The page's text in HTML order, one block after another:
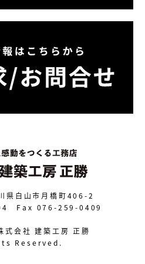
県白山市月橋町406-2
Fax 076-259-0409
会社 建築工房 正勝
Reserved.